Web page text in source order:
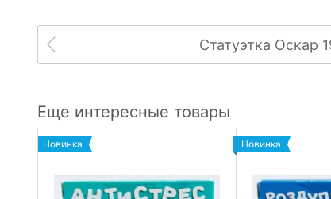
Статуэтка Оскар
Еще интересные товары
Новинка Новинка